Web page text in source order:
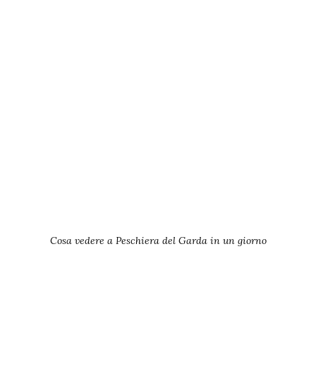
Cosa vedere a Peschiera del Garda in un giorno